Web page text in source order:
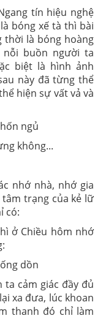
tín hiệu nghệ
bóng xế tà thì bài
thời là bóng hoàng
buồn người ta
biệt là hình ảnh
này đã từng thể
hiện sự vất vả và
ngủ
không...
nhớ nhà, nhớ gia
trạng của kẻ lữ
có:
ở Chiều hôm nhớ
dồn
cảm giác đầy đủ
xa đưa, lúc khoan
thanh đó chỉ làm